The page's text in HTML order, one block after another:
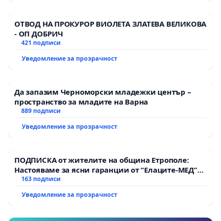
да бъде затворена за хората и спорта.
ОТВОД НА ПРОКУРОР ВИОЛЕТА ЗЛАТЕВА ВЕЛИКОВА
- ОП ДОБРИЧ
421 подписи
Уведомление за прозрачност
Да запазим Черноморски младежки център –
пространство за младите на Варна
889 подписи
Уведомление за прозрачност
ПОДПИСКА от жителите на община Етрополе:
Настояваме за ясни гаранции от “Елаците-МЕД”
АД и от държавата, че ще се изпълнят всички
163 подписи
Уведомление за прозрачност